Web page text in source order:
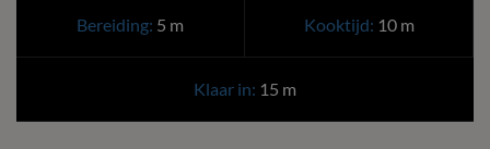
Bereiding: 5 m Kooktijd: 10 m
Klaar in: 15 m